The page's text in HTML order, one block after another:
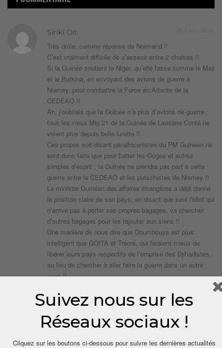
Siriki Dit
Très drôle, comme réponse de Normand !!
C’est vraiment difficile de s’asseoir entre 2 chaises !!
Si la Guinée soutient le Niger, qu’elle fasse comme le Mali
et le Burkina, en envoyant des avions de guerre à
Niamey, pour combattre la Force en Attente de la
CEDEAO !!
Ah, j’oubliais que la Guinée n’a plus d’avions de guerre ;
tous les vieux Mig 21 de la Guinée de Lansana Conté ne
volent plus depuis belle lurette !!
Ces propos soit-disant panafricanistes du PM Guinéen ne
sont donc faits que pour flatter les Gogos et autres
simples d’esprit ; la Guinée ne prendra pas part à cette
guerre entre la CEDEAO et les putschistes de Niamey !!
Le ministre Guinéen des affaires étrangères a déjà donné
la position claire de son pays, en disant que seul l’idiot qui
n’arrive pas à porter ses propres bagages, va chercher
d’autres bagages pour les rajouter aux siens !!
Une manière de nous dire que Doumbouya est plus
intelligent que GOITA et Traoré, qui feraient mieux de
libérer leurs pays respectifs de l’emprise des Djihadistes,
au lieu de chercher à aller faire la guerre dans un autre
pays !!
Répondre
Suivez nous sur les
Réseaux sociaux !
Cliquez sur les boutons ci-dessous pour suivre les dernières actualités